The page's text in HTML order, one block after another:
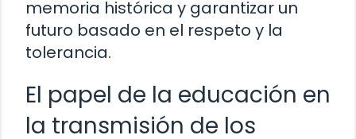
memoria histórica y garantizar un
futuro basado en el respeto y la
tolerancia.
El papel de la educación en
la transmisión de los